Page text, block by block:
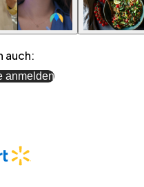
auch:
anmelden